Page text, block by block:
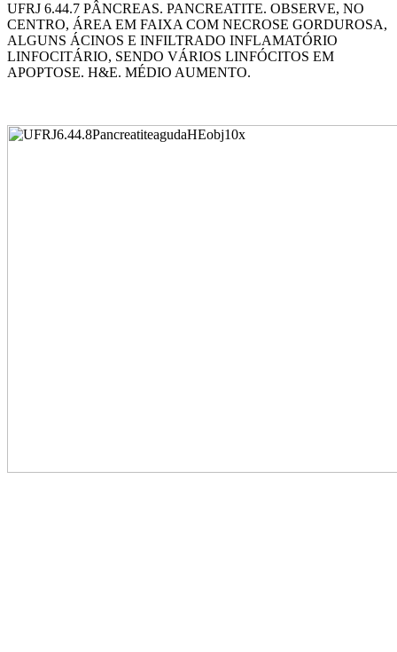
UFRJ 6.44.7 PÂNCREAS. PANCREATITE. OBSERVE, NO
CENTRO, ÁREA EM FAIXA COM NECROSE GORDUROSA,
ALGUNS ÁCINOS E INFILTRADO INFLAMATÓRIO
LINFOCITÁRIO, SENDO VÁRIOS LINFÓCITOS EM
APOPTOSE. H&E. MÉDIO AUMENTO.